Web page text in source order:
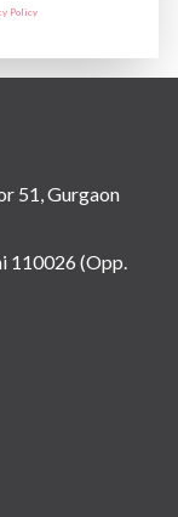
Policy
51, Gurgaon
110026 (Opp.